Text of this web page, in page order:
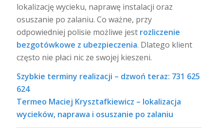
lokalizację wycieku, naprawę instalacji oraz
osuszanie po zalaniu. Co ważne, przy
odpowiedniej polisie możliwe jest rozliczenie
bezgotówkowe z ubezpieczenia. Dlatego klient
często nie płaci nic ze swojej kieszeni.
Szybkie terminy realizacji – dzwoń teraz: 731 625
624
Termeo Maciej Krysztafkiewicz – lokalizacja
wycieków, naprawa i osuszanie po zalaniu